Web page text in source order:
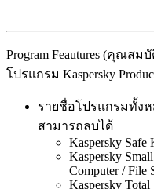
Program Feautures (คุณส
โปรแกรม Kaspersky
รายชื่อโปรแกรมทั้งห
สามารถลบได้
Kaspersky Safe
Kaspersky
Computer / File
Kaspersky Total